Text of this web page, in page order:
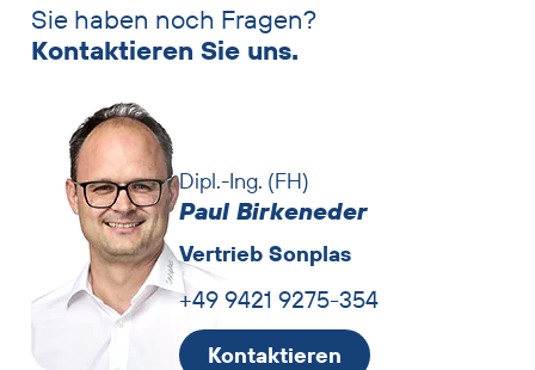
Ansprechpartner
überspringen
Sie haben noch Fragen?
Kontaktieren Sie uns.
Dipl.-Ing. (FH)
Paul Birkeneder
Vertrieb Sonplas
+49 9421 9275-354
Kontaktieren